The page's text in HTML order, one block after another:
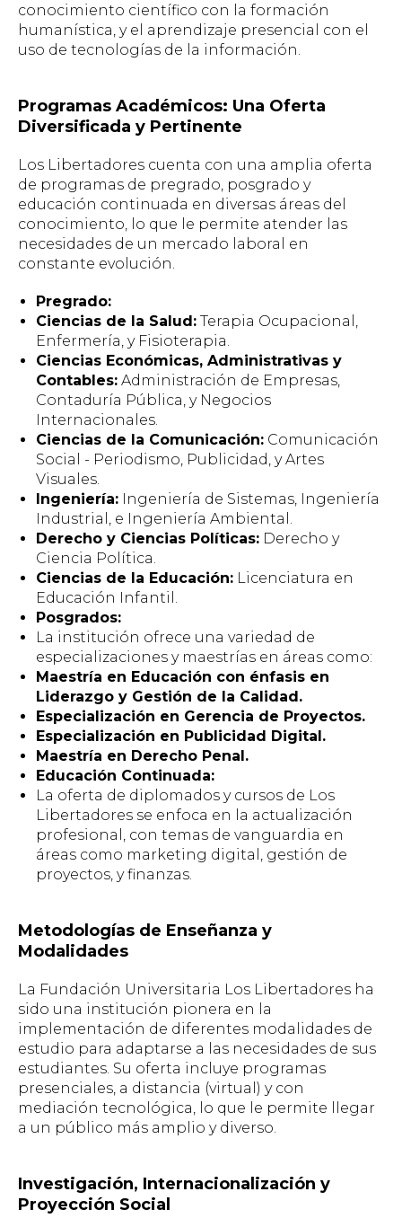
conocimiento científico con la formación
humanística, y el aprendizaje presencial con el
uso de tecnologías de la información.
Programas Académicos: Una Oferta
Diversificada y Pertinente
Los Libertadores cuenta con una amplia oferta
de programas de pregrado, posgrado y
educación continuada en diversas áreas del
conocimiento, lo que le permite atender las
necesidades de un mercado laboral en
constante evolución.
Pregrado:
Ciencias de la Salud: Terapia Ocupacional,
Enfermería, y Fisioterapia.
Ciencias Económicas, Administrativas y
Contables: Administración de Empresas,
Contaduría Pública, y Negocios
Internacionales.
Ciencias de la Comunicación: Comunicación
Social - Periodismo, Publicidad, y Artes
Visuales.
Ingeniería: Ingeniería de Sistemas, Ingeniería
Industrial, e Ingeniería Ambiental.
Derecho y Ciencias Políticas: Derecho y
Ciencia Política.
Ciencias de la Educación: Licenciatura en
Educación Infantil.
Posgrados:
La institución ofrece una variedad de
especializaciones y maestrías en áreas como:
Maestría en Educación con énfasis en
Liderazgo y Gestión de la Calidad.
Especialización en Gerencia de Proyectos.
Especialización en Publicidad Digital.
Maestría en Derecho Penal.
Educación Continuada:
La oferta de diplomados y cursos de Los
Libertadores se enfoca en la actualización
profesional, con temas de vanguardia en
áreas como marketing digital, gestión de
proyectos, y finanzas.
Metodologías de Enseñanza y
Modalidades
La Fundación Universitaria Los Libertadores ha
sido una institución pionera en la
implementación de diferentes modalidades de
estudio para adaptarse a las necesidades de sus
estudiantes. Su oferta incluye programas
presenciales, a distancia (virtual) y con
mediación tecnológica, lo que le permite llegar
a un público más amplio y diverso.
Investigación, Internacionalización y
Proyección Social